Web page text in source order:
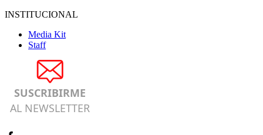
INSTITUCIONAL
Media Kit
Staff
SUSCRIBIRME
AL NEWSLETTER